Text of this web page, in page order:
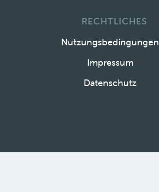
RECHTLICHES
Nutzungsbedingungen
Impressum
Datenschutz